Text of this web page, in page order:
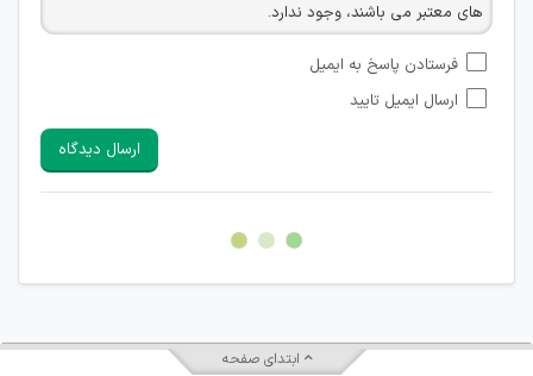
های معتبر می باشند، وجود ندارد.
شبکه های مجازی ارتباطی می باشند وجود ندارد.
امکان تأیید نظرات کاربرانی که به هر طریقی قصد مأیوس کردن
هرگونه تحریک، تحقیر و کنایه به سایر افراد (مسئول و غیر مسئول)
غیر مجاز می باشد.
امکان هماهنگی برای هرگونه ملاقات حضوری چه به صورت دسته
فرستادن پاسخ به ایمیل
ارسال ایمیل تایید
ارسال دیدگاه
ابتدای صفحه